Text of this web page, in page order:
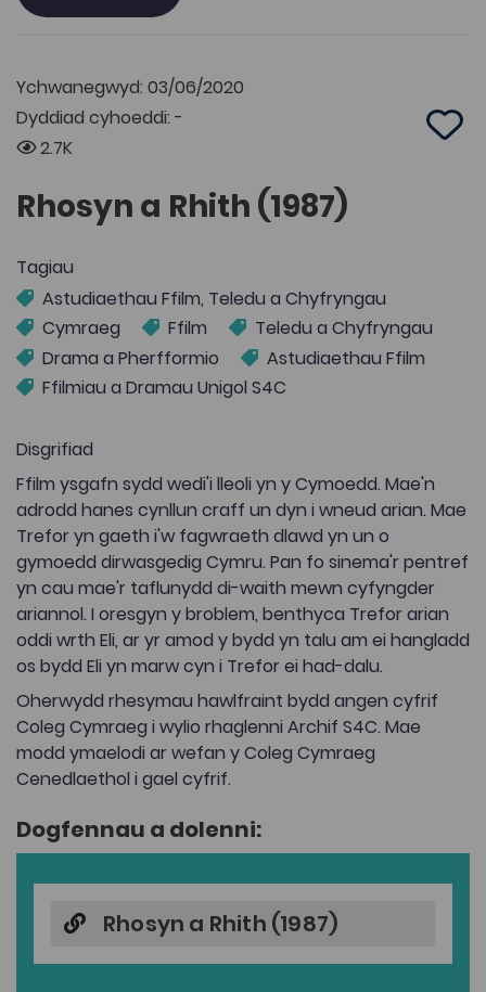
Ychwanegwyd: 03/06/2020
Dyddiad cyhoeddi: -
2.7K
Add
Rhosyn a Rhith (1987)
Tagiau
Astudiaethau Ffilm, Teledu a Chyfryngau
Cymraeg
Ffilm
Teledu a Chyfryngau
Drama a Pherfformio
Astudiaethau Ffilm
Ffilmiau a Dramau Unigol S4C
Disgrifiad
Ffilm ysgafn sydd wedi'i lleoli yn y Cymoedd. Mae'n
adrodd hanes cynllun craff un dyn i wneud arian. Mae
Trefor yn gaeth i'w fagwraeth dlawd yn un o
gymoedd dirwasgedig Cymru. Pan fo sinema'r pentref
yn cau mae'r taflunydd di-waith mewn cyfyngder
ariannol. I oresgyn y broblem, benthyca Trefor arian
oddi wrth Eli, ar yr amod y bydd yn talu am ei hangladd
os bydd Eli yn marw cyn i Trefor ei had-dalu.
Oherwydd rhesymau hawlfraint bydd angen cyfrif
Coleg Cymraeg i wylio rhaglenni Archif S4C. Mae
modd ymaelodi ar wefan y Coleg Cymraeg
Cenedlaethol i gael cyfrif.
Dogfennau a dolenni:
Rhosyn a Rhith (1987)